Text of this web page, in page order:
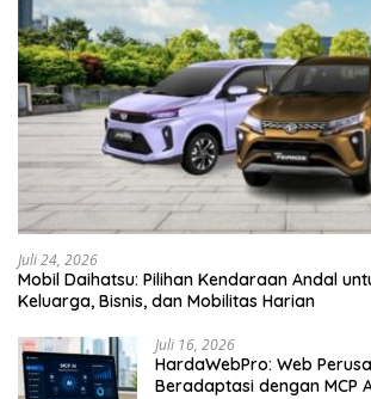
Juli 24, 2026
Mobil Daihatsu: Pilihan Kendaraan Andal
Keluarga, Bisnis, dan Mobilitas Harian
Juli 16, 2026
HardaWebPro: Web
Beradaptasi dengan MCP